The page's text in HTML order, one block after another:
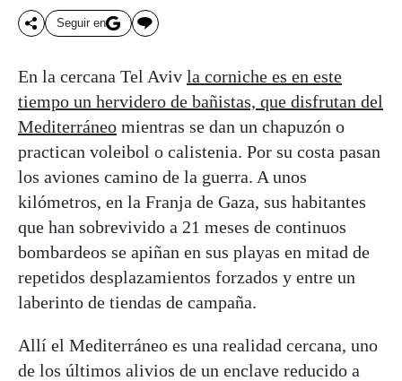
Seguir en
En la cercana Tel Aviv la corniche es en este
tiempo un hervidero de bañistas, que disfrutan del
Mediterráneo mientras se dan un chapuzón o
practican voleibol o calistenia. Por su costa pasan
los aviones camino de la guerra. A unos
kilómetros, en la Franja de Gaza, sus habitantes
que han sobrevivido a 21 meses de continuos
bombardeos se apiñan en sus playas en mitad de
repetidos desplazamientos forzados y entre un
laberinto de tiendas de campaña.
Allí el Mediterráneo es una realidad cercana, uno
de los últimos alivios de un enclave reducido a